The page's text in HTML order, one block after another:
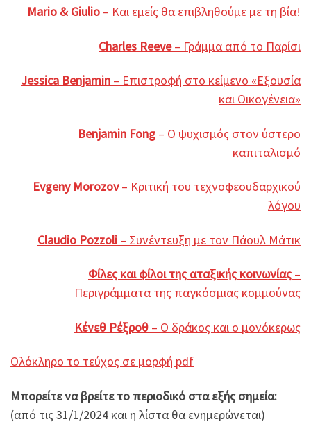
Mario & Giulio – Και εμείς θα επιβληθούμε με τη βία!
Charles Reeve– Γράμμα από το Παρίσι
Jessica Benjamin – Επιστροφή στο κείμενο «Εξουσία
και Οικογένεια»
Benjamin Fong – Ο ψυχισμός στον ύστερο
καπιταλισμό
Evgeny Morozov– Κριτική του τεχνοφεουδαρχικού
λόγου
Claudio Pozzoli – Συνέντευξη με τον Πάουλ Μάτικ
Φίλες και φίλοι της αταξικής κοινωνίας–
Περιγράμματα της παγκόσμιας κομμούνας
Κένεθ Ρέξροθ – Ο δράκος και ο μονόκερως
Ολόκληρο το τεύχος σε μορφή pdf
Μπορείτε να βρείτε το περιοδικό στα εξής σημεία:
(από τις 31/1/2024 και η λίστα θα ενημερώνεται)